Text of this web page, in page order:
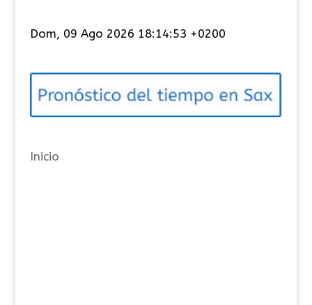
e
o
í
s
Dom, 09 Ago 2026 18:14:53 +0200
Inicio